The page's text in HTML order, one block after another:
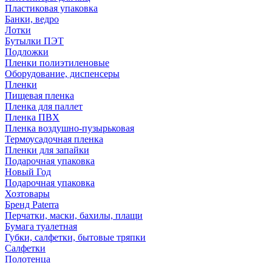
Пластиковая упаковка
Банки, ведро
Лотки
Бутылки ПЭТ
Подложки
Пленки полиэтиленовые
Оборудование, диспенсеры
Пленки
Пищевая пленка
Пленка для паллет
Пленка ПВХ
Пленка воздушно-пузырьковая
Термоусадочная пленка
Пленки для запайки
Подарочная упаковка
Новый Год
Подарочная упаковка
Хозтовары
Бренд Paterra
Перчатки, маски, бахилы, плащи
Бумага туалетная
Губки, салфетки, бытовые тряпки
Салфетки
Полотенца